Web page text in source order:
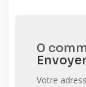
0
Votre